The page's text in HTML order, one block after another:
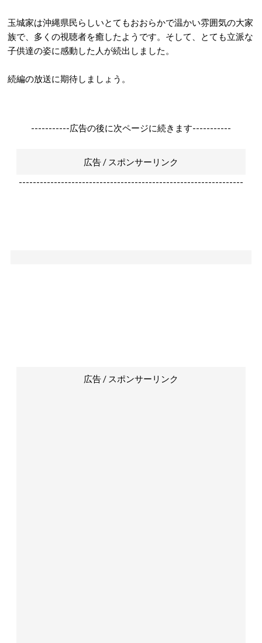
玉城家は沖縄県民らしいとてもおおらかで温かい雰囲気の大家
族で、多くの視聴者を癒したようです。そして、とても立派な
子供達の姿に感動した人が続出しました。
続編の放送に期待しましょう。
-----------広告の後に次ページに続きます-----------
広告 / スポンサーリンク
----------------------------------------------------------------
広告 / スポンサーリンク